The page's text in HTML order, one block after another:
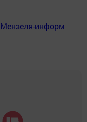
информ